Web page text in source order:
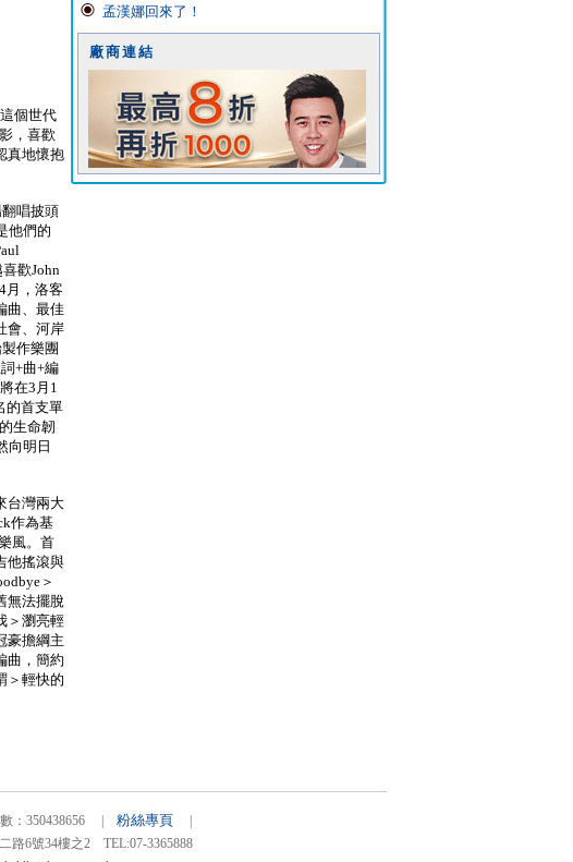
個世代
，喜歡
真地懷抱
唱披頭
他們的
歡John
月，洛客
曲、最佳
會、河岸
作樂團
+曲+編
在3月1
的首支單
生命韌
向明日
台灣兩大
作為基
風。首
他搖滾與
＞
無法擺脫
＞瀏亮輕
豪擔綱主
曲，簡約
＞輕快的
孟漢娜回來了！
廠商連結
：350438656 | 粉絲專頁
路6號34樓之2 TEL:07-3365888